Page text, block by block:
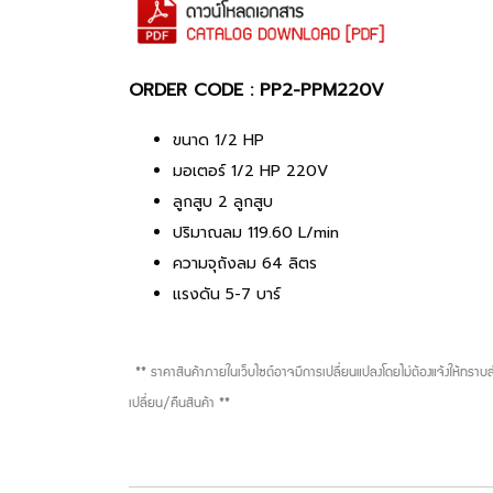
ORDER CODE : PP2-PPM220V
ขนาด 1/2 HP
มอเตอร์ 1/2 HP 220V
ลูกสูบ 2 ลูกสูบ
ปริมาณลม 119.60 L/min
ความจุถังลม 64 ลิตร
แรงดัน 5-7 บาร์
** ราคาสินค้าภายในเว็บไซต์อาจมีการเปลี่ยนแปลงโดยไม่ต้องแจ้งให้ท
เปลี่ยน/คืนสินค้า **